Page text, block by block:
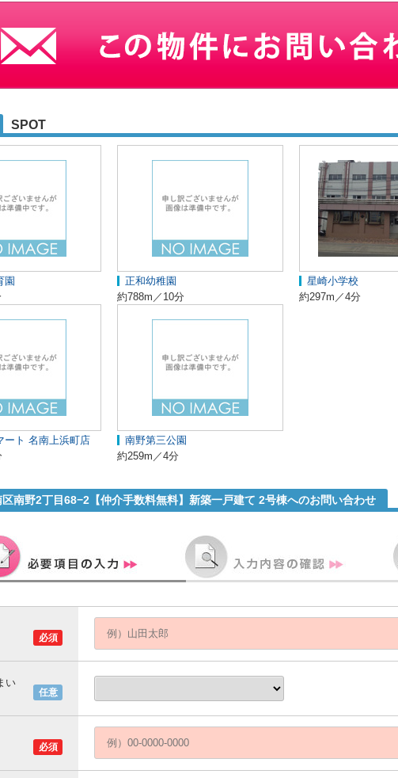
SPOT
園
正和幼稚園
約788m／10分
星崎小学校
約297m／4分
ート 名南上浜町店
南野第三公園
約259m／4分
南野2丁目68−2【仲介手数料無料】新築一戸建て 2号棟へのお問い合わせ
必須
任意
い
必須